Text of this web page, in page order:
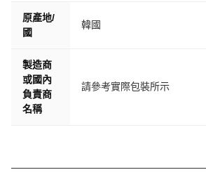
原產地/
國
韓國
製造商
或國內
負責商
名稱
請參考實際包裝所示